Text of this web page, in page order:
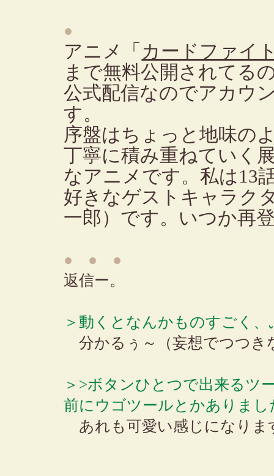
●
アニメ「 カードファイ
まで無料公開されてる
公式配信なのでアカウ
す。
序盤はちょっと地味の
丁寧に積み重ねていく
なアニメです。私は13
好きなゲストキャラク
一郎）です。いつか再
● ● ●
返信ー。
＞動くとなんかものすごく
分かるぅ～（妄想でつつき
＞>ボタンひとつで出来るツ
前にウゴツールとかありま
あれも可愛い感じになりま